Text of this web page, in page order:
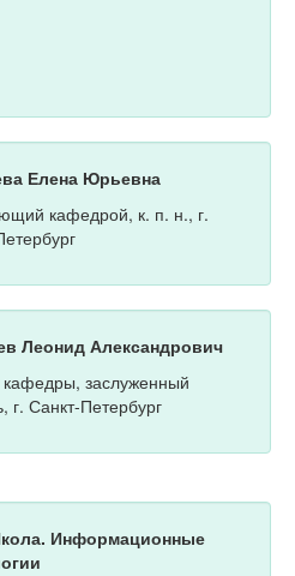
Елена Юрьевна
кафедрой, к. п. н., г.
Леонид Александрович
заслуженный
г. Санкт-Петербург
Информационные